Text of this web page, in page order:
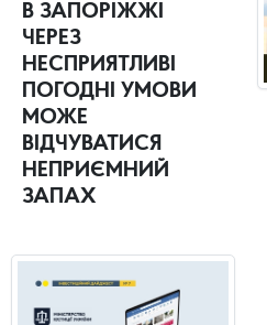
В ЗАПОРІЖЖІ
ЧЕРЕЗ
НЕСПРИЯТЛИВІ
ПОГОДНІ УМОВИ
МОЖЕ
ВІДЧУВАТИСЯ
НЕПРИЄМНИЙ
ЗАПАХ